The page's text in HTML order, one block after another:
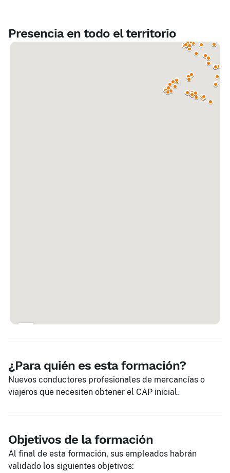
Presencia en todo el territorio
¿Para quién es esta formación?
Nuevos conductores profesionales de mercancías o
viajeros que necesiten obtener el CAP inicial.
Objetivos de la formación
Al final de esta formación, sus empleados habrán
validado los siguientes objetivos: